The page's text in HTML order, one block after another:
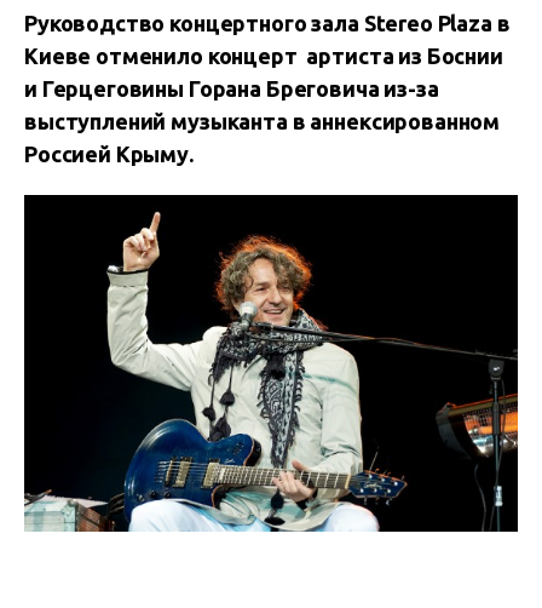
Руководство концертного зала Stereo Plaza в
Киеве отменило концерт артиста из Боснии
и Герцеговины Горана Бреговича из-за
выступлений музыканта в аннексированном
Россией Крыму.